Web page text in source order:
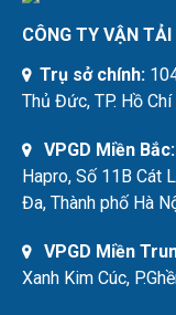
CÔNG TY VẬN TẢI
Trụ sở chính:
Thủ Đức, TP. Hồ Chí
VPGD Miền Bắc:
Hapro, Số 11B Cát
Đa, Thành phố Hà
VPGD Miền
Xanh Kim Cúc,